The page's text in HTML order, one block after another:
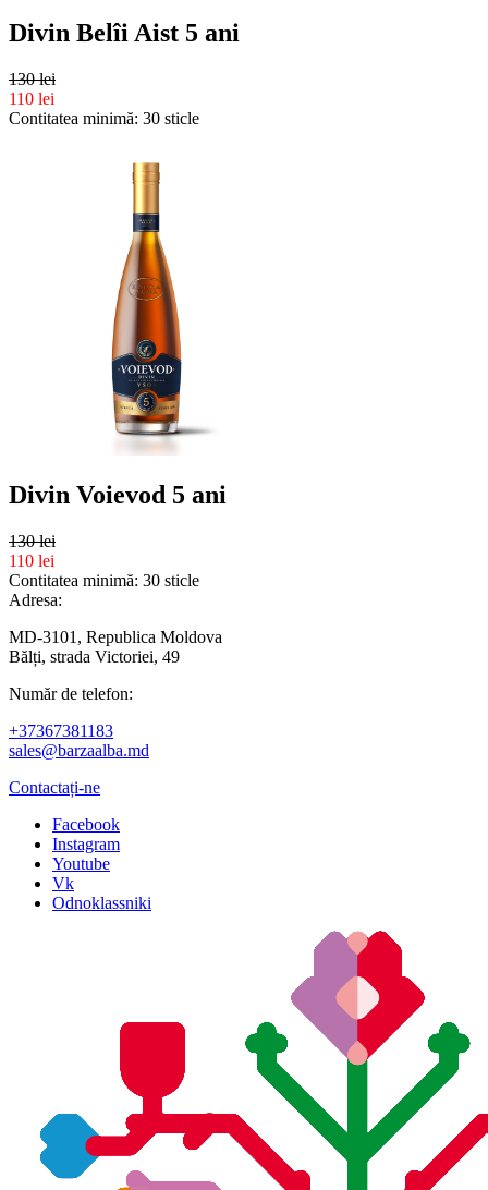
Divin Belîi Aist 5 ani
130 lei
110 lei
Contitatea minimă: 30 sticle
Divin Voievod 5 ani
130 lei
110 lei
Contitatea minimă: 30 sticle
Adresa:
MD-3101, Republica Moldova
Bălți, strada Victoriei, 49
Număr de telefon:
+37367381183
sales@barzaalba.md
Contactați-ne
Facebook
Instagram
Youtube
Vk
Odnoklassniki